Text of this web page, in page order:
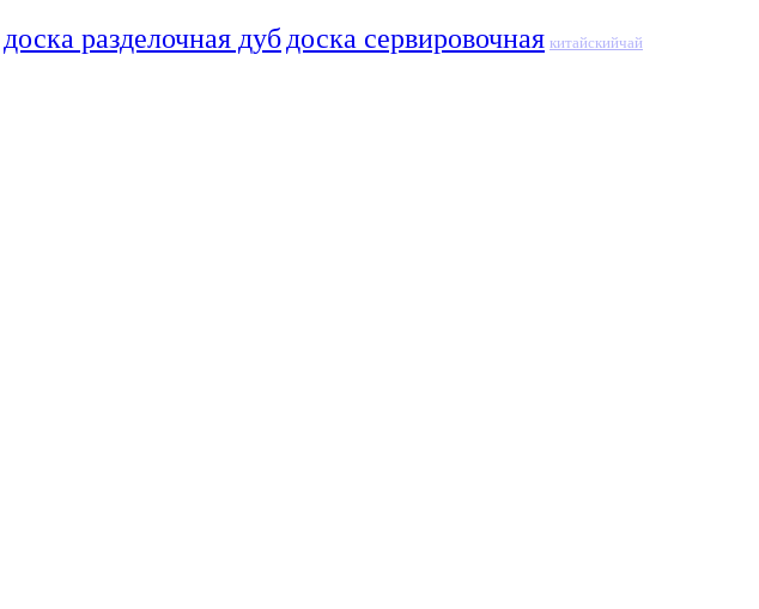
доска разделочная дуб доска сервировочная китайскийчай